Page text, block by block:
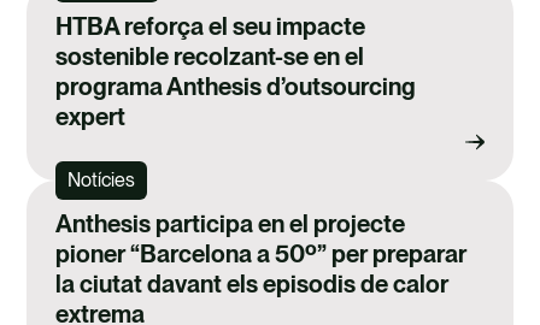
HTBA reforça el seu impacte
sostenible recolzant-se en el
programa Anthesis d’outsourcing
expert
Notícies
Anthesis participa en el projecte
pioner “Barcelona a 50º” per preparar
la ciutat davant els episodis de calor
extrema